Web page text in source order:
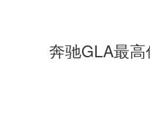
奔驰GLA最